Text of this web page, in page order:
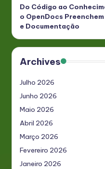
Do Código ao
o OpenDocs
e Documentação
Archives
Julho 2026
Junho 2026
Maio 2026
Abril 2026
Março 2026
Fevereiro 2026
Janeiro 2026